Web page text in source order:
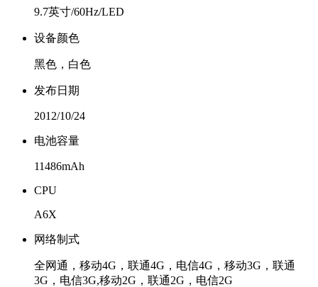
9.7英寸/60Hz/LED
设备颜色
黑色，白色
发布日期
2012/10/24
电池容量
11486mAh
CPU
A6X
网络制式
全网通，移动4G，联通4G，电信4G，移动3G，联通
3G，电信3G,移动2G，联通2G，电信2G